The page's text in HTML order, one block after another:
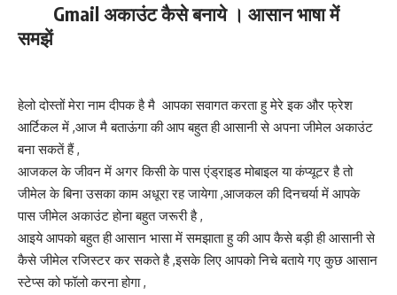
Gmail अकाउंट कैसे बनाये । आसान भाषा में
समझें
हेलो दोस्तों मेरा नाम दीपक है मै आपका सवागत करता हु मेरे इक और फ्रेश
आर्टिकल में ,आज मै बताऊंगा की आप बहुत ही आसानी से अपना जीमेल अकाउंट
बना सकतें हैं ,
आजकल के जीवन में अगर किसी के पास एंड्राइड मोबाइल या कंप्यूटर है तो
जीमेल के बिना उसका काम अधूरा रह जायेगा ,आजकल की दिनचर्या में आपके
पास जीमेल अकाउंट होना बहुत जरूरी है ,
आइये आपको बहुत ही आसान भासा में समझाता हु की आप कैसे बड़ी ही आसानी से
कैसे जीमेल रजिस्टर कर सकते है ,इसके लिए आपको निचे बताये गए कुछ आसान
स्टेप्स को फॉलो करना होगा ,